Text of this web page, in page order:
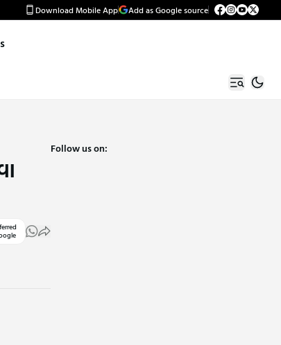
Download Mobile App Add as Google source
Follow us on: